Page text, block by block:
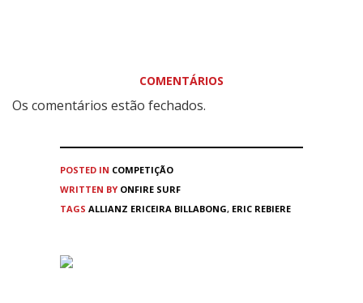
COMENTÁRIOS
Os comentários estão fechados.
POSTED IN COMPETIÇÃO
WRITTEN BY ONFIRE SURF
TAGS ALLIANZ ERICEIRA BILLABONG, ERIC REBIERE